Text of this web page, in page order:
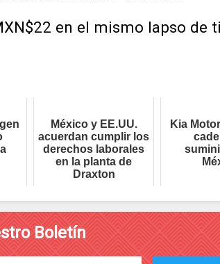
en el mismo lapso de
México y EE.UU.
acuerdan cumplir los
derechos laborales
en la planta de
Draxton
Kia
Boletín